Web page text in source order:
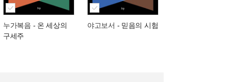
누가복음 - 온 세상의
구세주
야고보서 - 믿음의 시험